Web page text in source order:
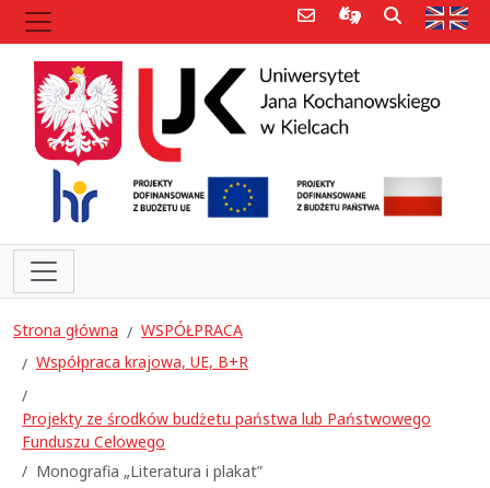
Poczta e-mailInformacje dla
Szukaj
Strona główna
WSPÓŁPRACA
Współpraca krajowa, UE, B+R
Projekty ze środków budżetu państwa lub Państwowego
Funduszu Celowego
Monografia „Literatura i plakat”